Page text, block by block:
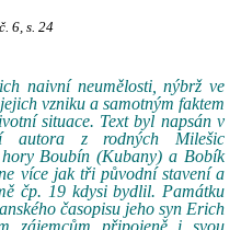
6, s. 24
naivní neumělosti, nýbrž ve
vzniku a samotným faktem
situace. Text byl napsán v
autora z rodných Milešic
Boubín (Kubany) a Bobík
více jak tři původní stavení a
čp. 19 kdysi bydlil. Památku
časopisu jeho syn Erich
zájemcům připojeně i svou